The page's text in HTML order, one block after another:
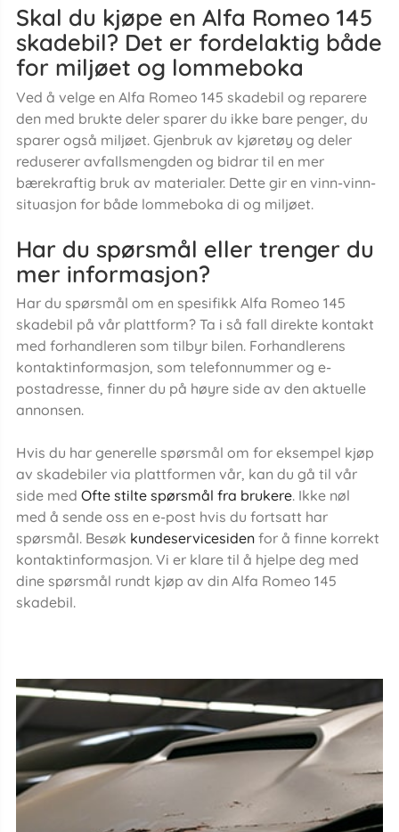
Skal du kjøpe en Alfa Romeo 145
skadebil? Det er fordelaktig både
for miljøet og lommeboka
Ved å velge en Alfa Romeo 145 skadebil og reparere
den med brukte deler sparer du ikke bare penger, du
sparer også miljøet. Gjenbruk av kjøretøy og deler
reduserer avfallsmengden og bidrar til en mer
bærekraftig bruk av materialer. Dette gir en vinn-vinn-
situasjon for både lommeboka di og miljøet.
Har du spørsmål eller trenger du
mer informasjon?
Har du spørsmål om en spesifikk Alfa Romeo 145
skadebil på vår plattform? Ta i så fall direkte kontakt
med forhandleren som tilbyr bilen. Forhandlerens
kontaktinformasjon, som telefonnummer og e-
postadresse, finner du på høyre side av den aktuelle
annonsen.
Hvis du har generelle spørsmål om for eksempel kjøp
av skadebiler via plattformen vår, kan du gå til vår
side med Ofte stilte spørsmål fra brukere. Ikke nøl
med å sende oss en e-post hvis du fortsatt har
spørsmål. Besøk kundeservicesidenfor å finne korrekt
kontaktinformasjon. Vi er klare til å hjelpe deg med
dine spørsmål rundt kjøp av din Alfa Romeo 145
skadebil.